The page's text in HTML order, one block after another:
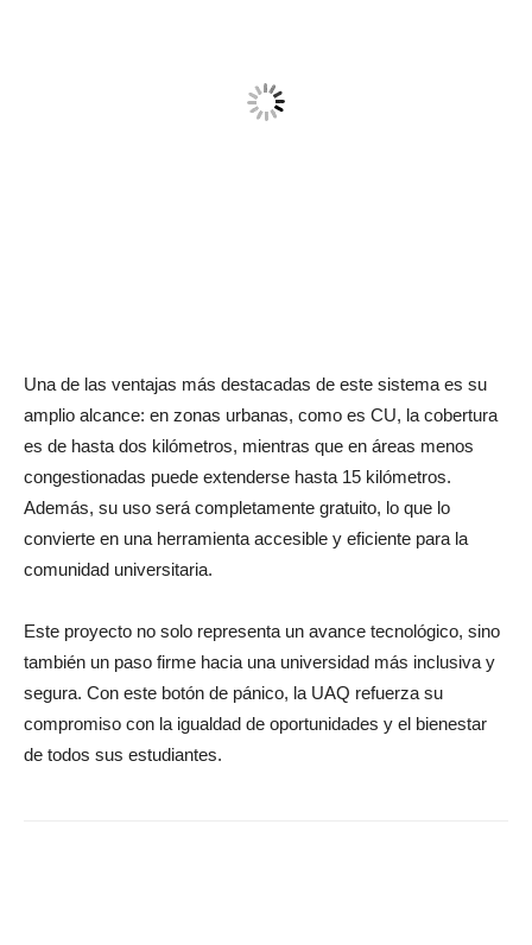
Una de las ventajas más destacadas de este sistema es su
amplio alcance: en zonas urbanas, como es CU, la cobertura
es de hasta dos kilómetros, mientras que en áreas menos
congestionadas puede extenderse hasta 15 kilómetros.
Además, su uso será completamente gratuito, lo que lo
convierte en una herramienta accesible y eficiente para la
comunidad universitaria.
Este proyecto no solo representa un avance tecnológico, sino
también un paso firme hacia una universidad más inclusiva y
segura. Con este botón de pánico, la UAQ refuerza su
compromiso con la igualdad de oportunidades y el bienestar
de todos sus estudiantes.